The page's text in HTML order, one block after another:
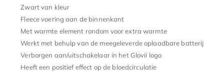
Zwart van kleur
Fleece voering aan de binnenkant
Met warmte element rondom voor extra warmte
Werkt met behulp van de meegeleverde oplaadbare batterij
Verborgen aan/uitschakelaar in het Glovii logo
Heeft een positief effect op de bloedcirculatie